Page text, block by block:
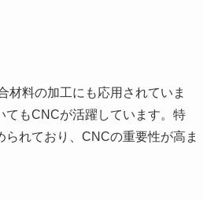
材料の加工にも応用されていま
てもCNCが活躍しています。特
れており、CNCの重要性が高ま